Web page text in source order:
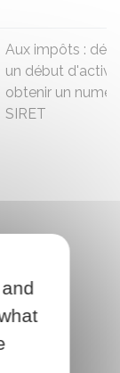
Aux impôts :
un début
obtenir un
SIRET